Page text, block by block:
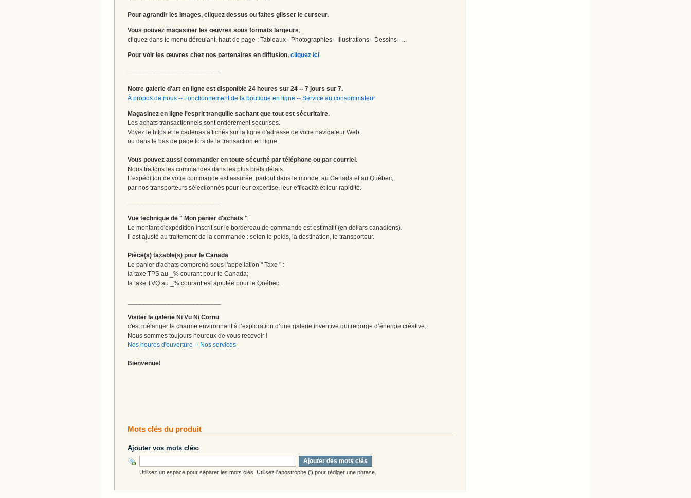
Pour agrandir les images, cliquez dessus ou faites glisser le curseur.
Vous pouvez magasiner les œuvres sous formats largeurs,
cliquez dans le menu déroulant, haut de page : Tableaux - Photographies - Illustrations - Dessins - ...
Pour voir les œuvres chez nos partenaires en diffusion, cliquez ici
Notre galerie d'art en ligne est disponible 24 heures sur 24 -- 7 jours sur 7.
À propos de nous -- Fonctionnement de la boutique en ligne -- Service au consommateur
Magasinez en ligne l'esprit tranquille sachant que tout est sécuritaire.
Les achats transactionnels sont entièrement sécurisés.
Voyez le https et le cadenas affichés sur la ligne d'adresse de votre navigateur Web
ou dans le bas de page lors de la transaction en ligne.
Vous pouvez aussi commander en toute sécurité par téléphone ou par courriel.
Nous traitons les commandes dans les plus brefs délais.
L'expédition de votre commande est assurée, partout dans le monde, au Canada et au Québec,
par nos transporteurs sélectionnés pour leur expertise, leur efficacité et leur rapidité.
Vue technique de " Mon panier d'achats " :
Le montant d'expédition inscrit sur le bordereau de commande est estimatif (en dollars canadiens).
Il est ajusté au traitement de la commande : selon le poids, la destination, le transporteur.
Pièce(s) taxable(s) pour le Canada
Le panier d'achats comprend sous l'appellation " Taxe " :
la taxe TPS au _% courant pour le Canada;
la taxe TVQ au _% courant est ajoutée pour le Québec.
Visiter la galerie Ni Vu Ni Cornu
c'est mélanger le charme environnant à l’exploration d’une galerie inventive qui regorge d’énergie créative.
Nous sommes toujours heureux de vous recevoir !
Nos heures d'ouverture -- Nos services
Bienvenue!
Mots clés du produit
Ajouter vos mots clés:
Ajouter des mots clés
Utilisez un espace pour séparer les mots clés. Utilisez l'apostrophe (') pour rédiger une phrase.